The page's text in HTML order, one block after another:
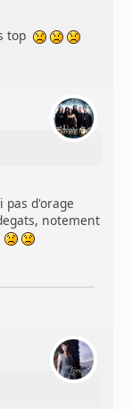
top
d'orage
notement